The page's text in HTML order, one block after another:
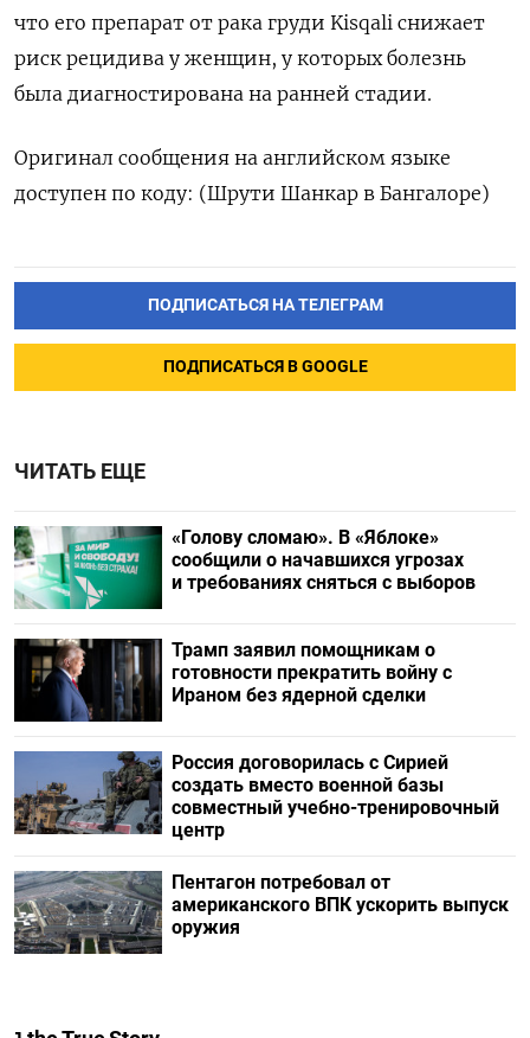
что его препарат от рака груди Kisqali снижает
риск рецидива у женщин, у которых болезнь
была диагностирована на ранней стадии.
Оригинал сообщения на английском языке
доступен по коду: (Шрути Шанкар в Бангалоре)
ПОДПИСАТЬСЯ НА ТЕЛЕГРАМ
ПОДПИСАТЬСЯ В GOOGLE
ЧИТАТЬ ЕЩЕ
«Голову сломаю». В «Яблоке»
сообщили о начавшихся угрозах
и требованиях сняться с выборов
Трамп заявил помощникам о
готовности прекратить войну с
Ираном без ядерной сделки
Россия договорилась с Сирией
создать вместо военной базы
совместный учебно-тренировочный
центр
Пентагон потребовал от
американского ВПК ускорить выпуск
оружия